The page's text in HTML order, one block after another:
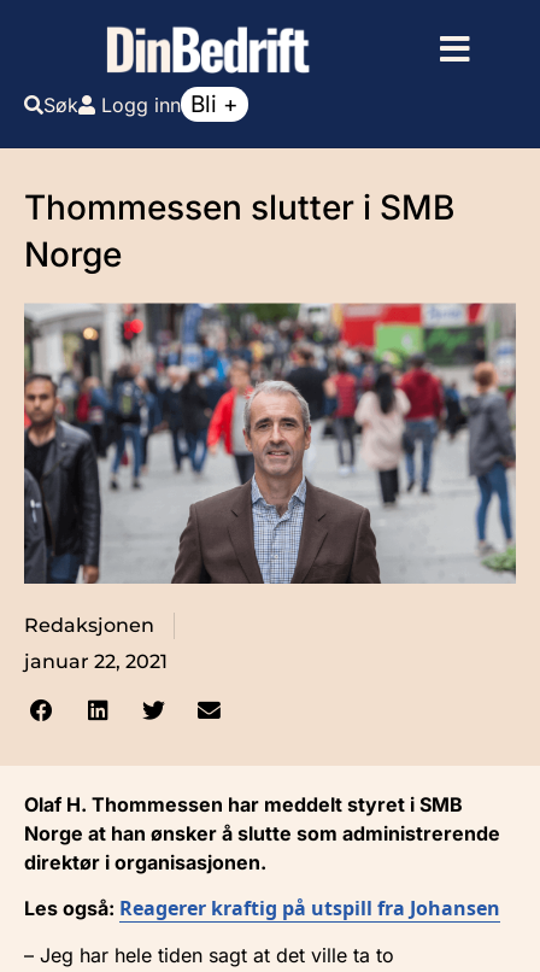
Søk Logg inn Bli +
Thommessen slutter i SMB
Norge
Redaksjonen
januar 22, 2021
Olaf H. Thommessen har meddelt styret i SMB
Norge at han ønsker å slutte som administrerende
direktør i organisasjonen.
Les også: Reagerer kraftig på utspill fra Johansen
– Jeg har hele tiden sagt at det ville ta to